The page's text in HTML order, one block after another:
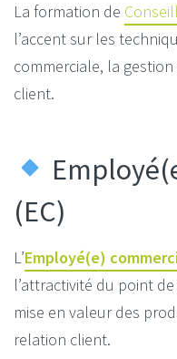
La formation de
l’accent sur les
commerciale, la
client.
(EC)
L’Employé(e)
l’attractivité du point
mise en valeur des
relation client.